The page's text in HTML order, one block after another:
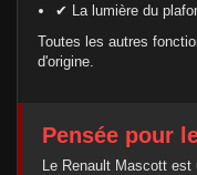
✔ La lumière du
Toutes les autres
d'origine.
Pensée pour
Le Renault Mascott